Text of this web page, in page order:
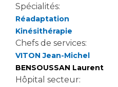
Spécialités:
Réadaptation
Kinésithérapie
Chefs de services:
VITON Jean-Michel
BENSOUSSAN Laurent
Hôpital secteur: